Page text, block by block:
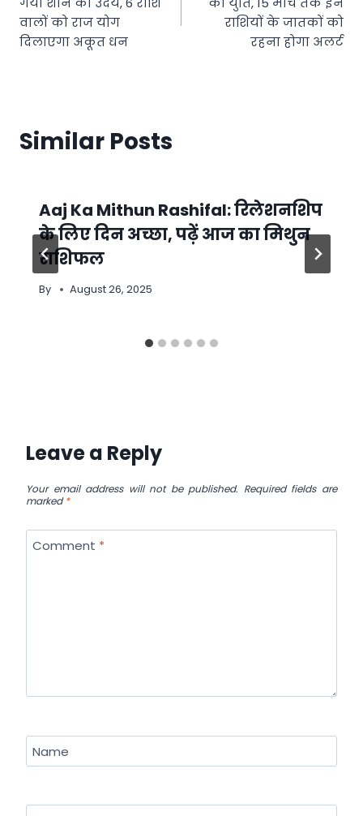
वालों को राज योग
दिलाएगा अकूत धन
राशियों के जातकों को
रहना होगा अलर्ट
Similar Posts
Aaj Ka Mithun Rashifal: रिलेशनशिप
के लिए दिन अच्छा, पढ़ें आज का मिथुन
राशिफल
By August 26, 2025
Leave a Reply
Your email address will not be published. Required fields are
marked*
Comment *
Name